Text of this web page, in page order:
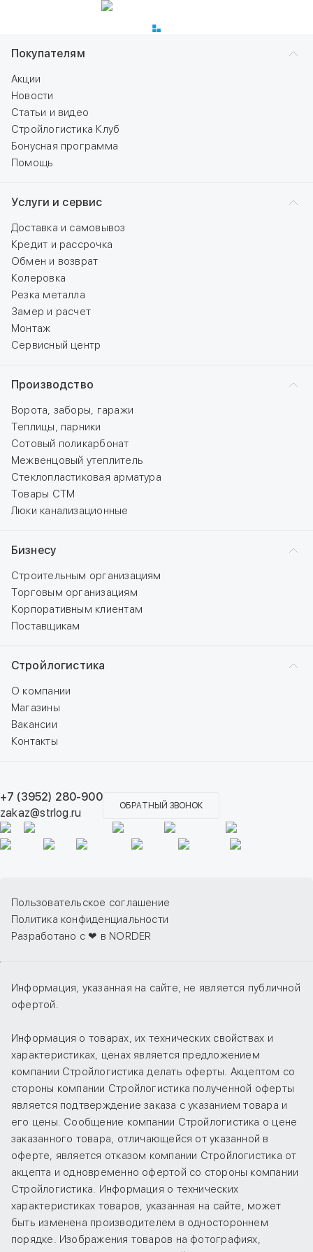
Покупателям
Акции
Новости
Статьи и видео
Стройлогистика Клуб
Бонусная программа
Помощь
Услуги и сервис
Доставка и самовывоз
Кредит и рассрочка
Обмен и возврат
Колеровка
Резка металла
Замер и расчет
Монтаж
Сервисный центр
Производство
Ворота, заборы, гаражи
Теплицы, парники
Сотовый поликарбонат
Межвенцовый утеплитель
Стеклопластиковая арматура
Товары СТМ
Люки канализационные
Бизнесу
Строительным организациям
Торговым организациям
Корпоративным клиентам
Поставщикам
Стройлогистика
О компании
Магазины
Вакансии
Контакты
+7 (3952) 280-900
zakaz@strlog.ru
ОБРАТНЫЙ ЗВОНОК
Пользовательское соглашение
Политика конфиденциальности
Разработано с ❤ в NORDER
Информация, указанная на сайте, не является публичной
офертой.
Информация о товарах, их технических свойствах и
характеристиках, ценах является предложением
компании Стройлогистика делать оферты. Акцептом со
стороны компании Стройлогистика полученной оферты
является подтверждение заказа с указанием товара и
его цены. Сообщение компании Стройлогистика о цене
заказанного товара, отличающейся от указанной в
оферте, является отказом компании Стройлогистика от
акцепта и одновременно офертой со стороны компании
Стройлогистика. Информация о технических
характеристиках товаров, указанная на сайте, может
быть изменена производителем в одностороннем
порядке. Изображения товаров на фотографиях,